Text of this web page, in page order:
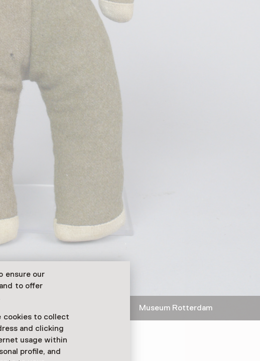
ensure our
to offer
cookies to collect
and clicking
usage within
profile, and
Canadees vilten soldaatje Museum Rotterdam